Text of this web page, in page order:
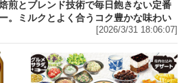
煎とブレンド技術で毎日飽きない定番
。ミルクとよく合うコク豊かな味わい
[2026/3/31 18:06:07]